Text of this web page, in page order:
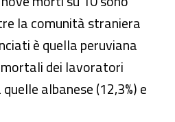
la comunità straniera
è quella peruviana
mortali dei lavoratori
albanese (12,3%) e